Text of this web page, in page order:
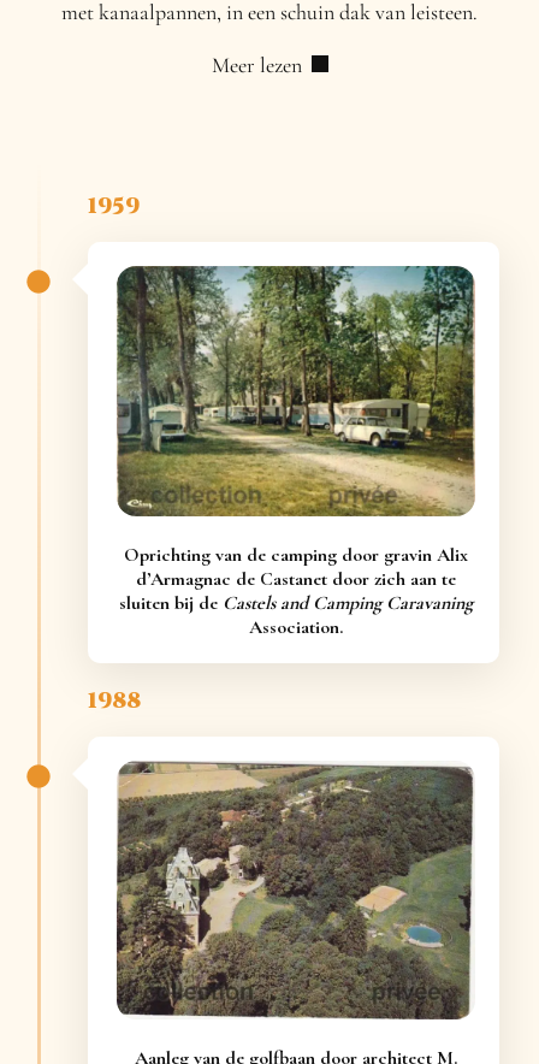
met kanaalpannen, in een schuin dak van leisteen.
Meer lezen
1959
Oprichting van de camping door gravin Alix
d’Armagnac de Castanet door zich aan te
sluiten bij de Castels and Camping Caravaning
Association.
1988
Aanleg van de golfbaan door architect M.